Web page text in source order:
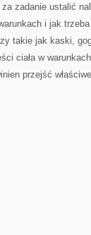
zadanie ustalić
i jak
takie jak kaski,
ciała w
przejść